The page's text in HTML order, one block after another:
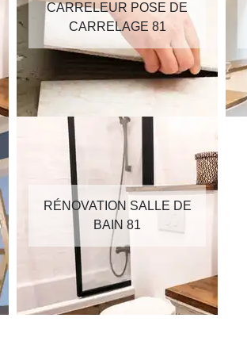
CARRELEUR POSE DE
CARRELAGE 81
RÉNOVATION SALLE DE
BAIN 81